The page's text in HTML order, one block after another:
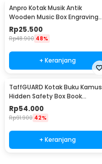
Anpro Kotak Musik Antik
Wooden Music Box Engraving
Harry Potter - ADQ0194
Rp25.500
Rp48.900 48%
+ Keranjang
TaffGUARD Kotak Buku Kamus
Hidden Safety Box Book
Password Lock Size S - KB-10P
Rp54.000
Rp91.900 42%
+ Keranjang